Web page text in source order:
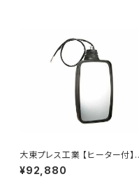
大東プレス工業 【ヒーター付】
ハイウェイミラー リモコン+ヒー
ター付 DI-6121CXE
¥92,880